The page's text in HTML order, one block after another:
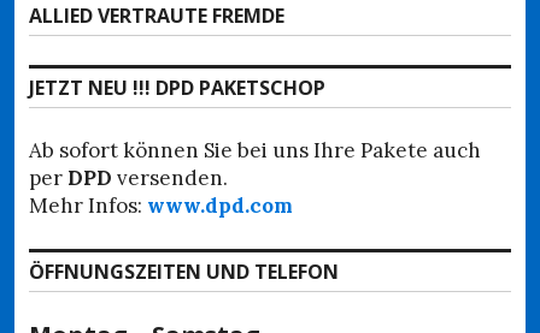
Nächster
Beitrag:
ALLIED VERTRAUTE FREMDE
JETZT NEU !!! DPD PAKETSCHOP
Ab sofort können Sie bei uns Ihre Pakete auch
per DPD versenden.
Mehr Infos: www.dpd.com
ÖFFNUNGSZEITEN UND TELEFON